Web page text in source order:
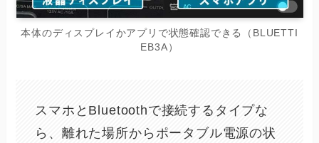
本体のディスプレイかアプリで状態確認できる（BLUETTI
EB3A）
スマホとBluetoothで接続するタイプな
ら、離れた場所からポータブル電源の状